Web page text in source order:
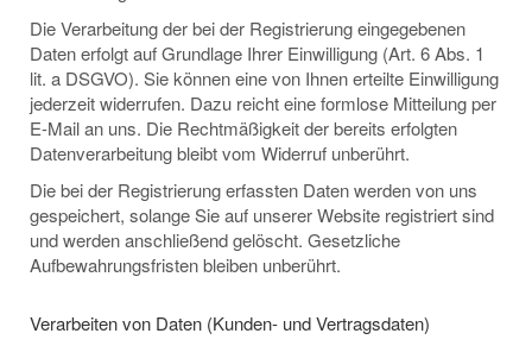
Die Verarbeitung der bei der Registrierung eingegebenen
Daten erfolgt auf Grundlage Ihrer Einwilligung (Art. 6 Abs. 1
lit. a DSGVO). Sie können eine von Ihnen erteilte Einwilligung
jederzeit widerrufen. Dazu reicht eine formlose Mitteilung per
E-Mail an uns. Die Rechtmäßigkeit der bereits erfolgten
Datenverarbeitung bleibt vom Widerruf unberührt.
Die bei der Registrierung erfassten Daten werden von uns
gespeichert, solange Sie auf unserer Website registriert sind
und werden anschließend gelöscht. Gesetzliche
Aufbewahrungsfristen bleiben unberührt.
Verarbeiten von Daten (Kunden- und Vertragsdaten)